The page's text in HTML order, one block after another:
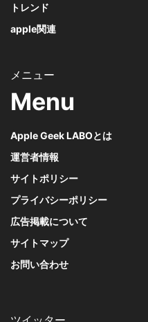
トレンド
apple関連
Menu
Apple Geek LABOとは
運営者情報
サイトポリシー
プライバシーポリシー
広告掲載について
サイトマップ
お問い合わせ